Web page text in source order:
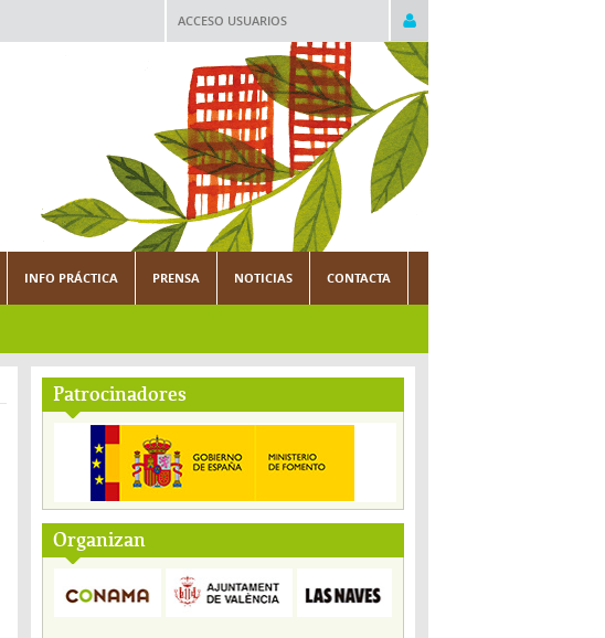
ACCESO USUARIOS
INFO PRÁCTICA PRENSA NOTICIAS CONTACTA
Patrocinadores
Organizan